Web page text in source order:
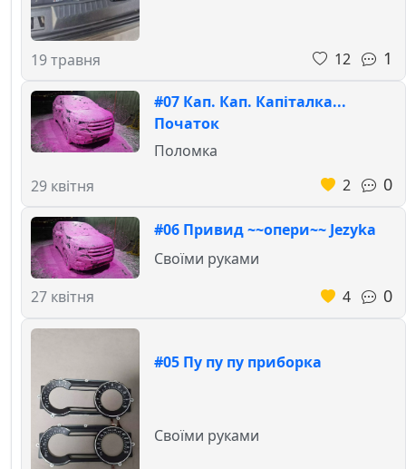
19 травня 12 1
#07 Кап. Кап. Капіталка...
Початок
29 квітня
Поломка
2
0
#06 Привид ~~опери~~ Jezyka
27 квітня
Своїми руками
4
0
#05 Пу пу пу приборка
Своїми руками